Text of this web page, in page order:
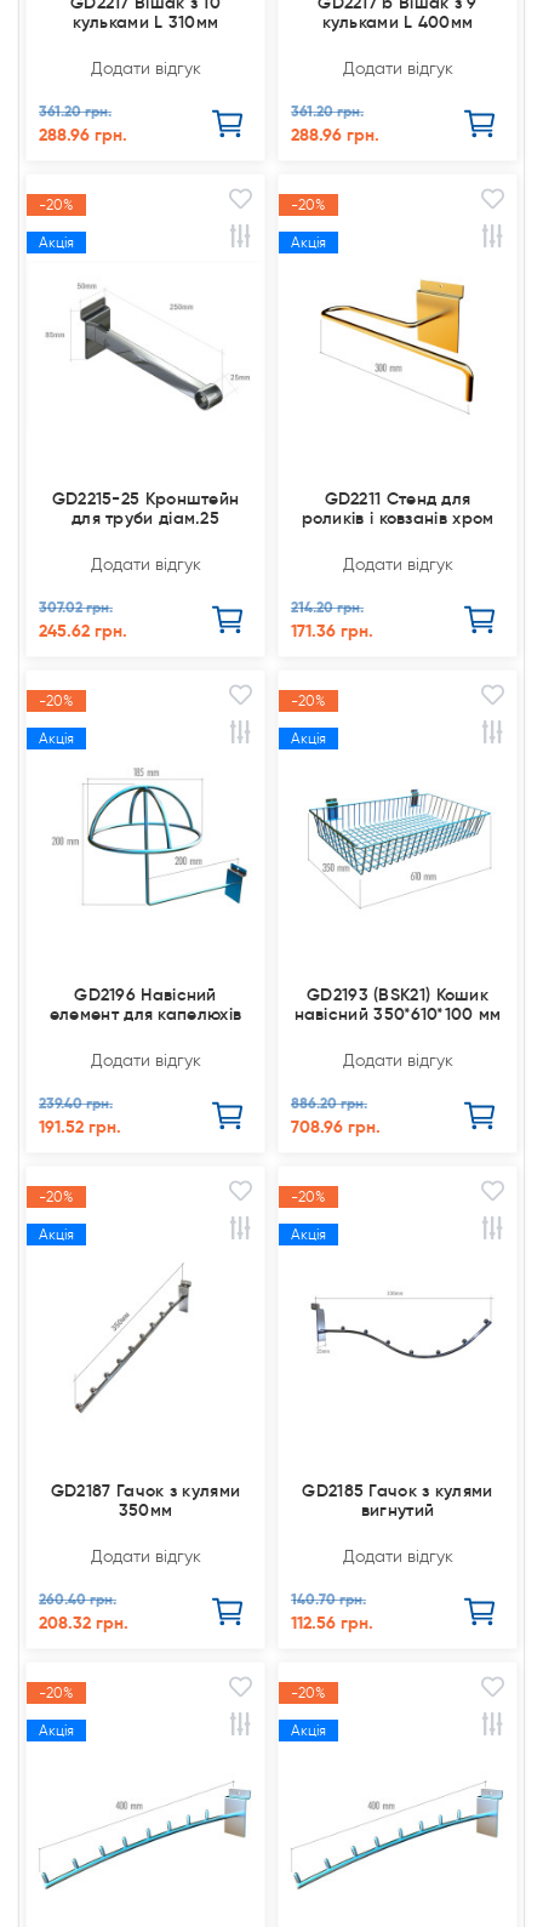
кульками L 310мм
Додати відгук
361.20 грн.
288.96 грн.
кульками L 400мм
Додати відгук
361.20 грн.
288.96 грн.
-20%
Акція
GD2215-25 Кронштейн
для труби діам.25
Додати відгук
307.02 грн.
245.62 грн.
-20%
Акція
GD2211 Стенд для
роликів і ковзанів хром
Додати відгук
214.20 грн.
171.36 грн.
-20%
Акція
GD2196 Навісний
елемент для капелюхів
Додати відгук
239.40 грн.
191.52 грн.
-20%
Акція
GD2193 (BSK21) Кошик
навісний 350*610*100 мм
Додати відгук
886.20 грн.
708.96 грн.
-20%
Акція
GD2187 Гачок з кулями
350мм
Додати відгук
260.40 грн.
208.32 грн.
-20%
Акція
GD2185 Гачок з кулями
вигнутий
Додати відгук
140.70 грн.
112.56 грн.
-20%
Акція
-20%
Акція